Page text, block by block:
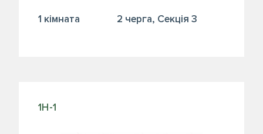
1 кiмната 2 черга, Секція 3
1Н-1